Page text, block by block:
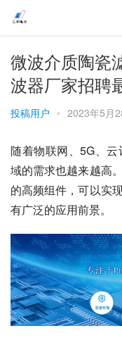
微波介质陶瓷
波器厂家招聘
投稿用户 • 2023年5月
随着物联网、5G、
域的需求也越来越高
的高频组件，可以实
有广泛的应用前景。